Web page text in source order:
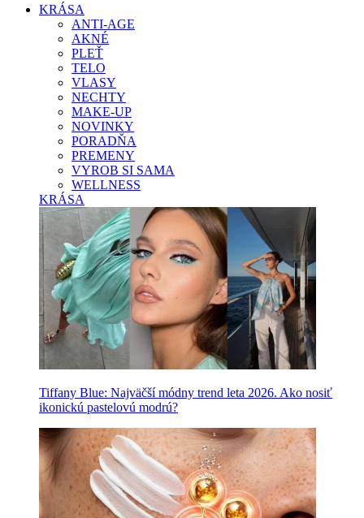
KRÁSA
ANTI-AGE
AKNÉ
PLEŤ
TELO
VLASY
NECHTY
MAKE-UP
NOVINKY
PORADŇA
PREMENY
VYROB SI SAMA
WELLNESS
KRÁSA
Tiffany Blue: Najväčší módny trend leta 2026. Ako nosiť
ikonickú pastelovú modrú?